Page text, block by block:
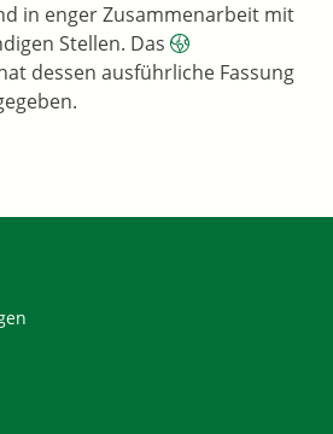
in enger Zusammenarbeit mit
Stellen. Das
dessen ausführliche Fassung